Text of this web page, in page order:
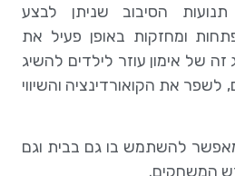
הסיבוב שניתן לבצע
ומחזקות באופן פעיל את
זה של אימון עוזר לילדים להשיג
לשפר את הקואורדינציה והשיווי
להשתמש בו גם בבית וגם
המשחקים.